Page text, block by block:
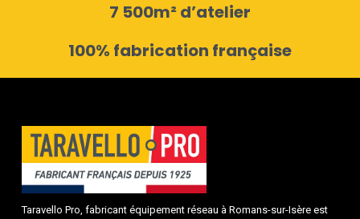
7 500m² d’atelier
100% fabrication française
Taravello Pro, fabricant équipement réseau à Romans-sur-Isère est